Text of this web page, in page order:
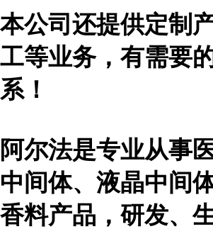
本公司还提供定制
工等业务，有需要
系！
阿尔法是专业从事
中间体、液晶中间
香料产品，研发、